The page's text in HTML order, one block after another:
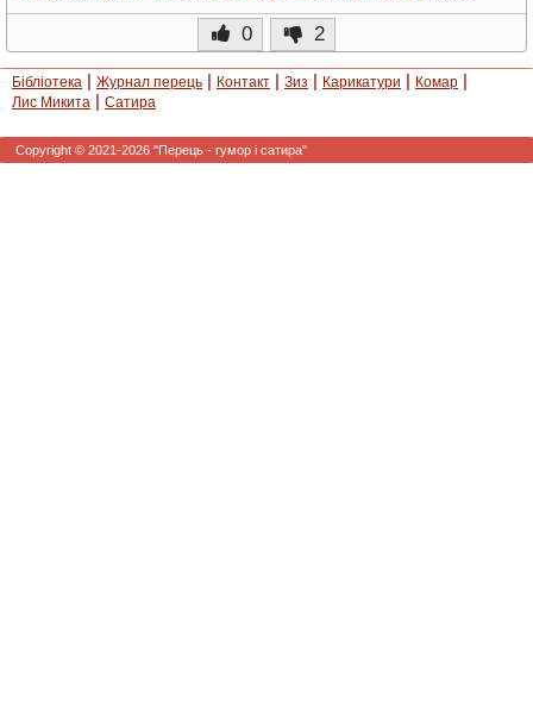
0 2
Бібліотека | Журнал перець | Контакт | Зиз | Карикатури | Комар |
Лис Микита | Сатира
Copyright © 2021-2026 "Перець - гумор і сатира"